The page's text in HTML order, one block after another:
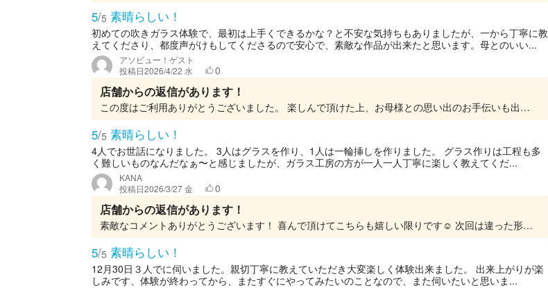
5/5 素晴らしい！
初めての吹きガラス体験で、最初は上手くできるかな？と不安な気持ちもありましたが、一から丁寧に教
えてくださり、都度声がけもしてくださるので安心で、素敵な作品が出来たと思います。母とのいい...
アソビュー！ゲスト
投稿日2026/4/22 水 0
店舗からの返信があります！
この度はご利用ありがとうございました。 楽しんで頂けた上、お母様との思い出のお手伝いも出来て光栄です!! またのご利用をお待ちしております☺️
5/5 素晴らしい！
4人でお世話になりました。 3人はグラスを作り、1人は一輪挿しを作りました。 グラス作りは工程も多
く難しいものなんだなぁ〜と感じましたが、ガラス工房の方が一人一人丁寧に楽しく教えてくだ...
KANA
投稿日2026/3/27 金 0
店舗からの返信があります！
素敵なコメントありがとうございます！ 喜んで頂けてこちらも嬉しい限りです☺️ 次回は違った形にチャレンジしてみても面白いと思います。 またのご利用を心よりお待ちしております😄
5/5 素晴らしい！
12月30日３人でに伺いました。親切丁寧に教えていただき大変楽しく体験出来ました。 出来上がりが楽
しみです、体験が終わってから、またすぐにやってみたいのことなので、また伺いたいと思いま...